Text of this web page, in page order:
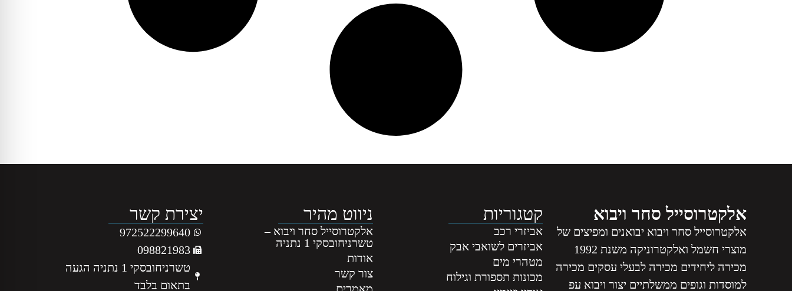
אלקטרוסייל סחר ויבוא
אלקטרוסייל סחר ויבוא יבואנים ומפיצים של
מוצרי חשמל ואלקטרוניקה משנת 1992
מכירה ליחידים מכירה לבעלי עסקים מכירה
למוסדות וגופים ממשלתיים יצור ויבוא עפ
קטגוריות
אביזרי רכב
אביזרים לשואבי אבק
מטהרי מים
מכונות תספורת וגילוח
ניווט מהיר
אלקטרוסייל סחר ויבוא –
טשרניחובסקי 1 נתניה
אודות
צור קשר
יצירת קשר
972522299640
098821983
טשרניחובסקי 1 נתניה הגעה
בתאום בלבד